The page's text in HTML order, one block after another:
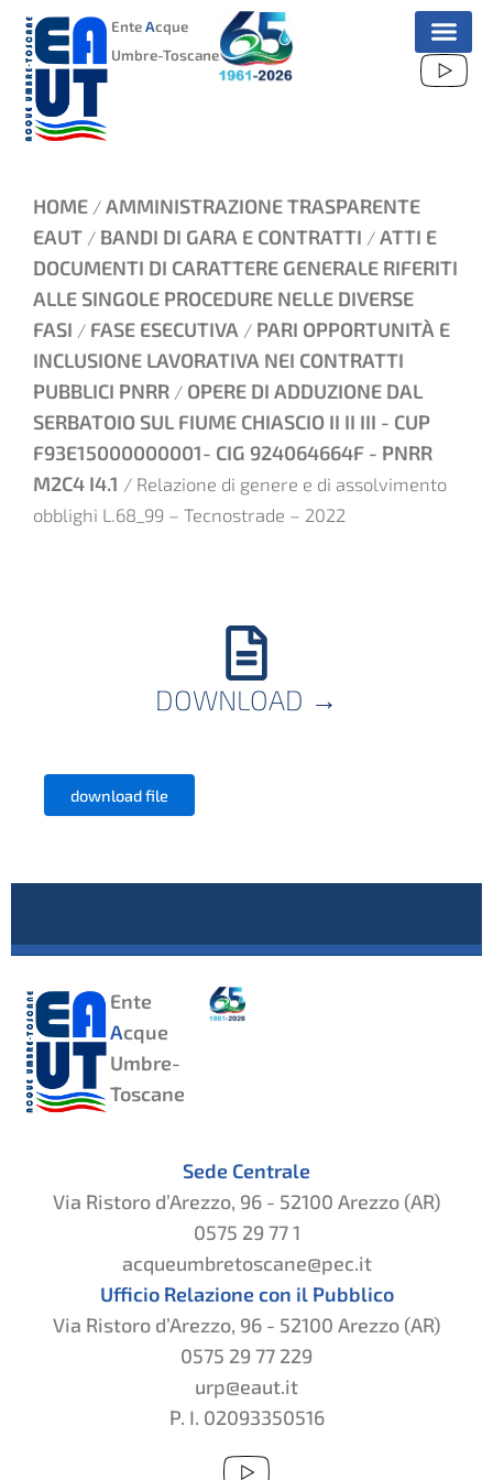
VAI
CONTENUTO
EnteAcque
Umbre-Toscane
HOME / AMMINISTRAZIONE TRASPARENTE
EAUT / BANDI DI GARA E CONTRATTI / ATTI E
DOCUMENTI DI CARATTERE GENERALE RIFERITI
ALLE SINGOLE PROCEDURE NELLE DIVERSE
FASI / FASE ESECUTIVA / PARI OPPORTUNITÀ E
INCLUSIONE LAVORATIVA NEI CONTRATTI
PUBBLICI PNRR / OPERE DI ADDUZIONE DAL
SERBATOIO SUL FIUME CHIASCIO II II III - CUP
F93E15000000001- CIG 924064664F - PNRR
M2C4 I4.1 / Relazione di genere e di assolvimento
obblighi L.68_99 – Tecnostrade – 2022
DOWNLOAD →
download file
Ente
Acque
Umbre-
Toscane
Sede Centrale
Via Ristoro d’Arezzo, 96 - 52100 Arezzo (AR)
0575 29 77 1
acqueumbretoscane@pec.it
Ufficio Relazione con il Pubblico
Via Ristoro d’Arezzo, 96 - 52100 Arezzo (AR)
0575 29 77 229
urp@eaut.it
P. I. 02093350516